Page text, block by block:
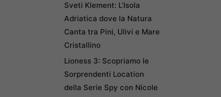
Sveti Klement: L’Isola
Adriatica dove la Natura
Canta tra Pini, Ulivi e Mare
Cristallino
Lioness 3: Scopriamo le
Sorprendenti Location
della Serie Spy con Nicole